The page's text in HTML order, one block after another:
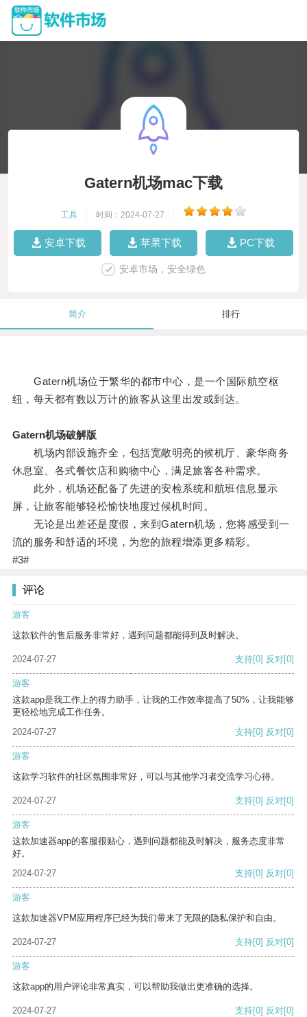
Gatern机场mac下载
工具 时间：2024-07-27
安卓下载 苹果下载 PC下载
安卓市场，安全绿色
简介 排行
Gatern机场位于繁华的都市中心，是一个国际航空枢
纽，每天都有数以万计的旅客从这里出发或到达。
Gatern机场破解版
机场内部设施齐全，包括宽敞明亮的候机厅、豪华商务
休息室、各式餐饮店和购物中心，满足旅客各种需求。
此外，机场还配备了先进的安检系统和航班信息显示
屏，让旅客能够轻松愉快地度过候机时间。
无论是出差还是度假，来到Gatern机场，您将感受到一
流的服务和舒适的环境，为您的旅程增添更多精彩。
#3#
评论
游客
这款软件的售后服务非常好，遇到问题都能得到及时解决。
2024-07-27 支持[0] 反对[0]
游客
这款app是我工作上的得力助手，让我的工作效率提高了50%，让我能够
更轻松地完成工作任务。
2024-07-27
支持[0] 反对[0]
游客
这款学习软件的社区氛围非常好，可以与其他学习者交流学习心得。
2024-07-27 支持[0] 反对[0]
游客
这款加速器app的客服很贴心，遇到问题都能及时解决，服务态度非常
好。
2024-07-27
支持[0] 反对[0]
游客
这款加速器VPM应用程序已经为我们带来了无限的隐私保护和自由。
2024-07-27 支持[0] 反对[0]
游客
这款app的用户评论非常真实，可以帮助我做出更准确的选择。
2024-07-27 支持[0] 反对[0]